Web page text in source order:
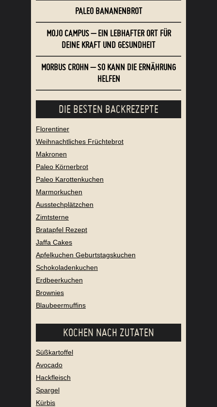
PALEO BANANENBROT
MOJO CAMPUS – EIN LEBHAFTER ORT FÜR
DEINE KRAFT UND GESUNDHEIT
MORBUS CROHN – SO KANN DIE ERNÄHRUNG
HELFEN
DIE BESTEN BACKREZEPTE
Florentiner
Weihnachtliches Früchtebrot
Makronen
Paleo Körnerbrot
Paleo Karottenkuchen
Marmorkuchen
Ausstechplätzchen
Zimtsterne
Bratapfel Rezept
Jaffa Cakes
Apfelkuchen Geburtstagskuchen
Schokoladenkuchen
Erdbeerkuchen
Brownies
Blaubeermuffins
KOCHEN NACH ZUTATEN
Süßkartoffel
Avocado
Hackfleisch
Spargel
Kürbis